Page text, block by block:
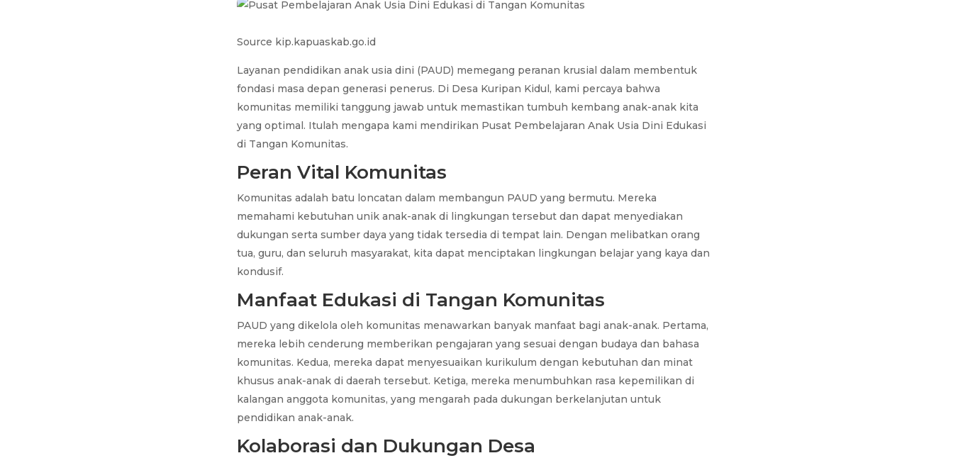
Source kip.kapuaskab.go.id
Layanan pendidikan anak usia dini (PAUD) memegang peranan krusial dalam membentuk
fondasi masa depan generasi penerus. Di Desa Kuripan Kidul, kami percaya bahwa
komunitas memiliki tanggung jawab untuk memastikan tumbuh kembang anak-anak kita
yang optimal. Itulah mengapa kami mendirikan Pusat Pembelajaran Anak Usia Dini Edukasi
di Tangan Komunitas.
Peran Vital Komunitas
Komunitas adalah batu loncatan dalam membangun PAUD yang bermutu. Mereka
memahami kebutuhan unik anak-anak di lingkungan tersebut dan dapat menyediakan
dukungan serta sumber daya yang tidak tersedia di tempat lain. Dengan melibatkan orang
tua, guru, dan seluruh masyarakat, kita dapat menciptakan lingkungan belajar yang kaya dan
kondusif.
Manfaat Edukasi di Tangan Komunitas
PAUD yang dikelola oleh komunitas menawarkan banyak manfaat bagi anak-anak. Pertama,
mereka lebih cenderung memberikan pengajaran yang sesuai dengan budaya dan bahasa
komunitas. Kedua, mereka dapat menyesuaikan kurikulum dengan kebutuhan dan minat
khusus anak-anak di daerah tersebut. Ketiga, mereka menumbuhkan rasa kepemilikan di
kalangan anggota komunitas, yang mengarah pada dukungan berkelanjutan untuk
pendidikan anak-anak.
Kolaborasi dan Dukungan Desa